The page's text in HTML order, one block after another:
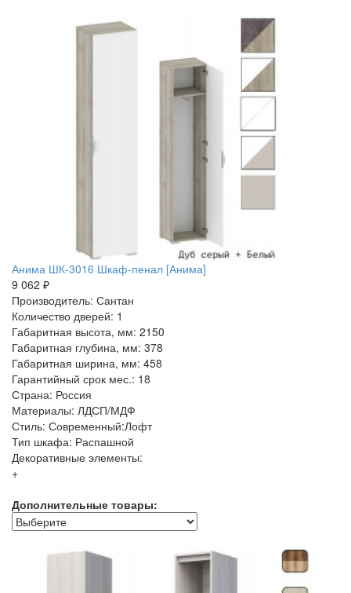
Анима ШК-3016 Шкаф-пенал [Анима]
9 062 ₽
Производитель: Сантан
Количество дверей: 1
Габаритная высота, мм: 2150
Габаритная глубина, мм: 378
Габаритная ширина, мм: 458
Гарантийный срок мес.: 18
Страна: Россия
Материалы: ЛДСП/МДФ
Стиль: Современный:Лофт
Тип шкафа: Распашной
Декоративные элементы:
+
Дополнительные товары: